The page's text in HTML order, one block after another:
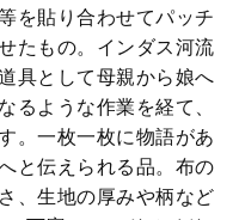
を貼り合わせてパッチ
たもの。インダス河流
具として母親から娘へ
るような作業を経て、
。一枚一枚に物語があ
と伝えられる品。布の
、生地の厚みや柄など